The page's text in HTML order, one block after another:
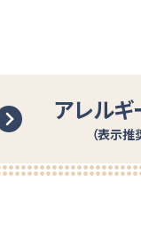
アレル
（表示推